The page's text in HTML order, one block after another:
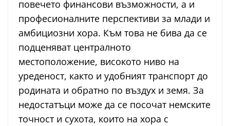
повечето финансови възможности, а и
професионалните перспективи за млади и
амбициозни хора. Към това не бива да се
подценяват централното
местоположение, високото ниво на
уреденост, както и удобният транспорт до
родината и обратно по въздух и земя. За
недостатъци може да се посочат немските
точност и сухота, които на хора с